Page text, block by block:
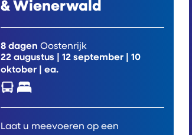
& Wienerwald
8 dagen Oostenrijk
22 augustus
12 september| 10
oktober| ea.
Laat u meevoeren op een